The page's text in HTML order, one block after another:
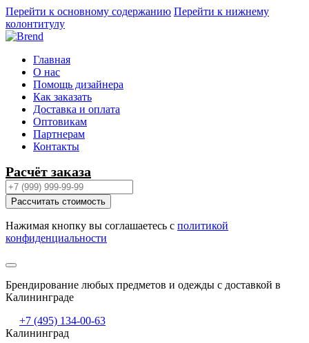
Перейти к основному содержанию Перейти к нижнему
колонтитулу
Главная
О нас
Помощь дизайнера
Как заказать
Доставка и оплата
Оптовикам
Партнерам
Контакты
Расчёт заказа
Рассчитать стоимость
Нажимая кнопку вы соглашаетесь с политикой
конфиденциальности
Брендирование любых предметов и одежды с доставкой в
Калининграде
+7 (495) 134-00-63
Калининград